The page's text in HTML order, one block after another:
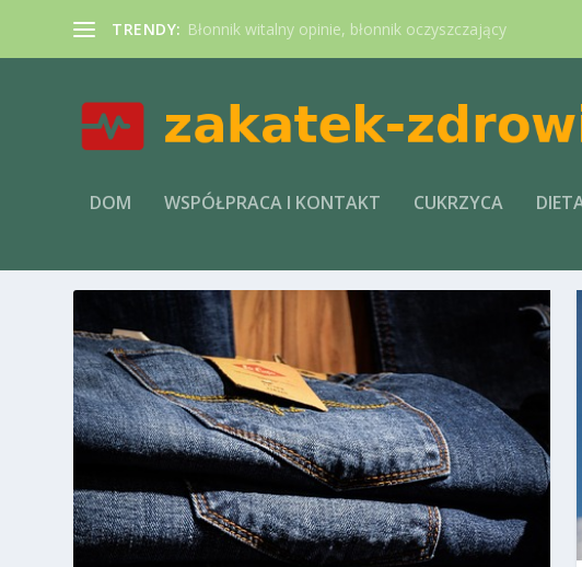
TRENDY: Błonnik witalny opinie, błonnik oczyszczający
DOM WSPÓŁPRACA I KONTAKT CUKRZYCA